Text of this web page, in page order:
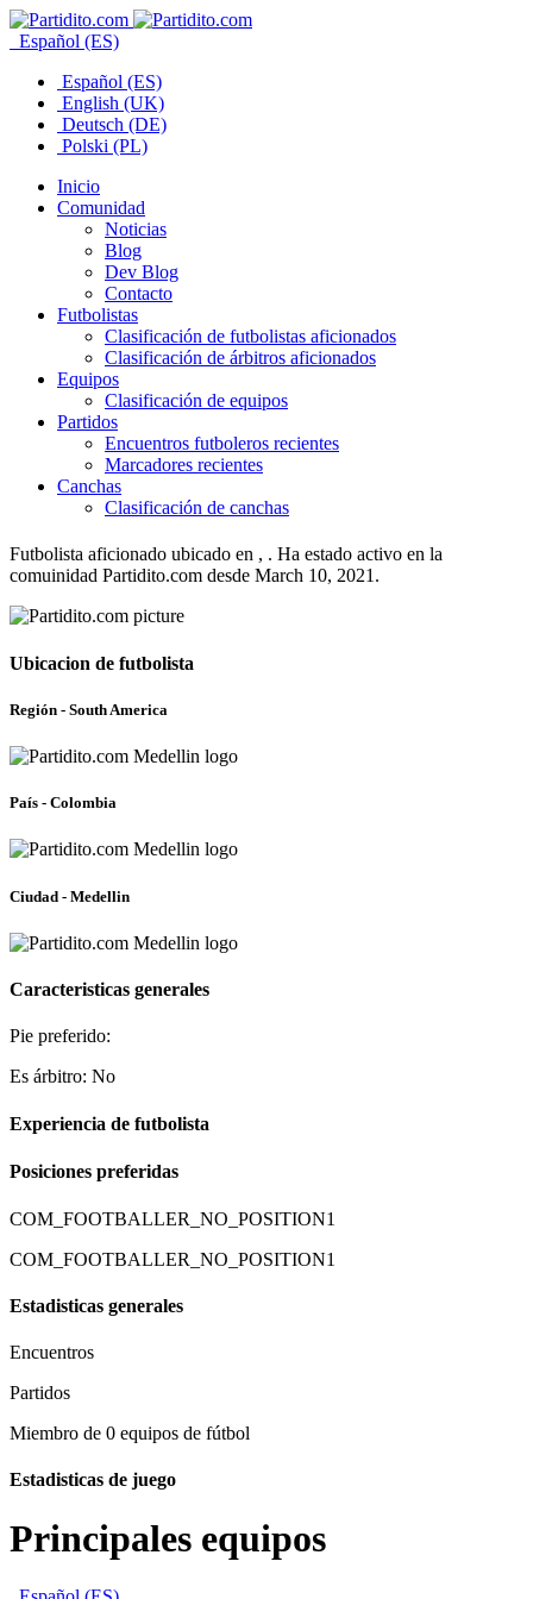
Español (ES)
Español (ES)
English (UK)
Deutsch (DE)
Polski (PL)
Inicio
Comunidad
Noticias
Blog
Dev Blog
Contacto
Futbolistas
Clasificación de futbolistas aficionados
Clasificación de árbitros aficionados
Equipos
Clasificación de equipos
Partidos
Encuentros futboleros recientes
Marcadores recientes
Canchas
Clasificación de canchas
Futbolista aficionado ubicado en , . Ha estado activo en la
comuinidad Partidito.com desde March 10, 2021.
Ubicacion de futbolista
Región - South America
País - Colombia
Ciudad - Medellin
Caracteristicas generales
Pie preferido:
Es árbitro: No
Experiencia de futbolista
Posiciones preferidas
COM_FOOTBALLER_NO_POSITION1
COM_FOOTBALLER_NO_POSITION1
Estadisticas generales
Encuentros
Partidos
Miembro de 0 equipos de fútbol
Estadisticas de juego
Principales equipos